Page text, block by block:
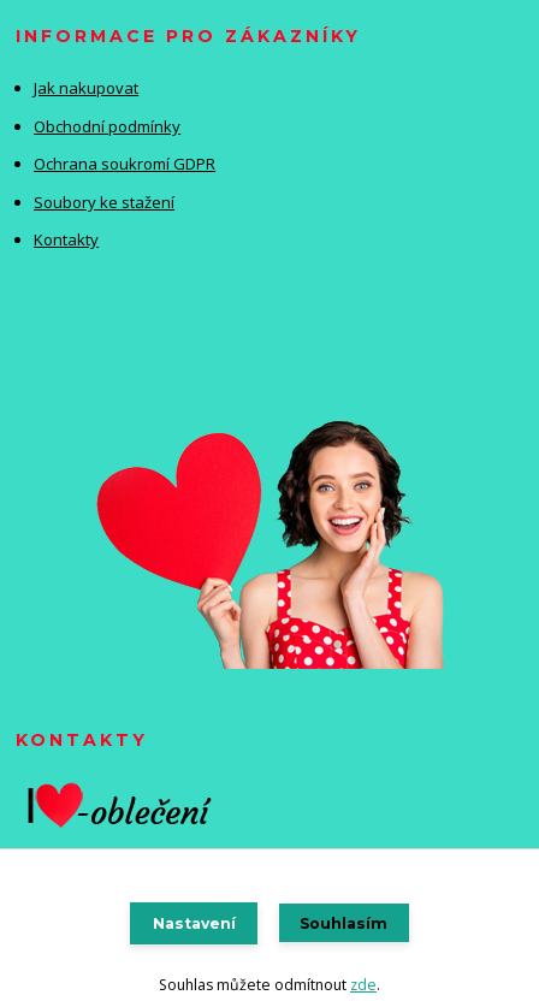
INFORMACE PRO ZÁKAZNÍKY
Jak nakupovat
Obchodní podmínky
Ochrana soukromí GDPR
Soubory ke stažení
Kontakty
KONTAKTY
Nastavení Souhlasím
Souhlas můžete odmítnout zde.